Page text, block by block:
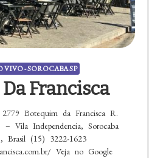
VIVO - SOROCABA SP
Francisca
Botequim da Francisca R.
Vila Independencia, Sorocaba
Brasil (15) 3222-1623
Veja no Google